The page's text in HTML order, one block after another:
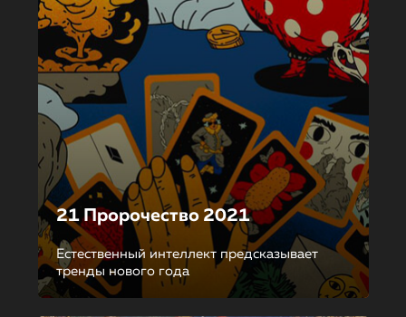
21 Пророчество 2021
Естественный интеллект предсказывает
тренды нового года